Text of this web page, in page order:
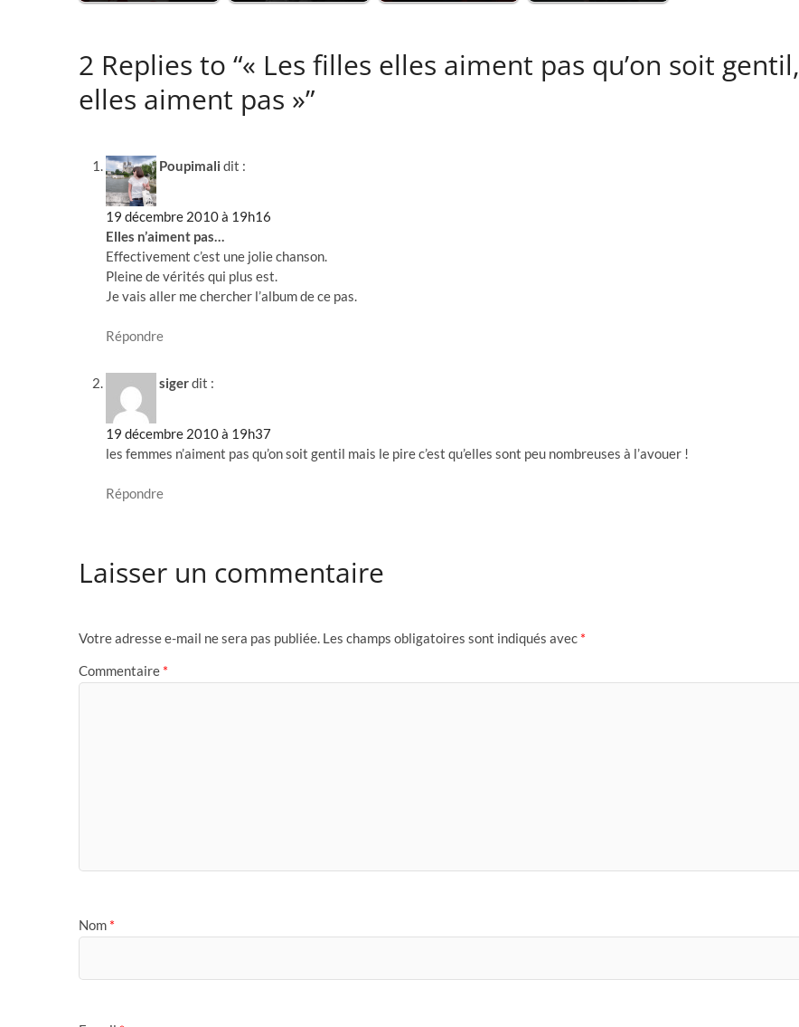
2 Replies to “« Les filles elles aiment pas qu’on soit gentil,
elles aiment pas »”
Poupimali dit :
19 décembre 2010 à 19h16
Elles n’aiment pas…
Effectivement c’est une jolie chanson.
Pleine de vérités qui plus est.
Je vais aller me chercher l’album de ce pas.
Répondre
sigerdit :
19 décembre 2010 à 19h37
les femmes n’aiment pas qu’on soit gentil mais le pire c’est qu’elles sont peu nombreuses à l’avouer !
Répondre
Laisser un commentaire
Votre adresse e-mail ne sera pas publiée. Les champs obligatoires sont indiqués avec *
Commentaire *
Nom *